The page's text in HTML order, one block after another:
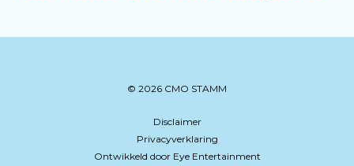
© 2026 CMO STAMM
Disclaimer
Privacyverklaring
Ontwikkeld door Eye Entertainment